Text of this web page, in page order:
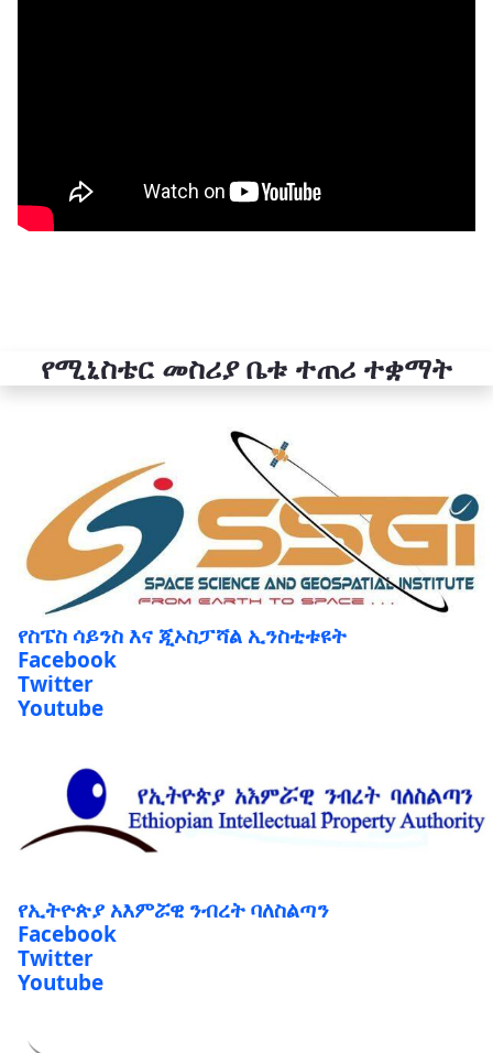
የሚኒስቴር መስሪያ ቤቱ ተጠሪ ተቋማት
የስፔስ ሳይንስ እና ጂኦስፓሻል ኢንስቲቱዩት
Facebook
Twitter
Youtube
የኢትዮጵያ አእምሯዊ ንብረት ባለስልጣን
Facebook
Twitter
Youtube